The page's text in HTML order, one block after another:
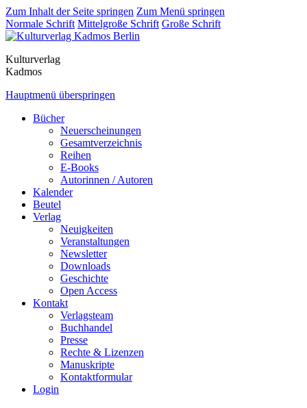
Zum Inhalt der Seite springen Zum Menü springen
Normale Schrift Mittelgroße Schrift Große Schrift
Kulturverlag
Kadmos
Hauptmenü überspringen
Bücher
Neuerscheinungen
Gesamtverzeichnis
Reihen
E-Books
Autorinnen / Autoren
Kalender
Beutel
Verlag
Neuigkeiten
Veranstaltungen
Newsletter
Downloads
Geschichte
Open Access
Kontakt
Verlagsteam
Buchhandel
Presse
Rechte & Lizenzen
Manuskripte
Kontaktformular
Login